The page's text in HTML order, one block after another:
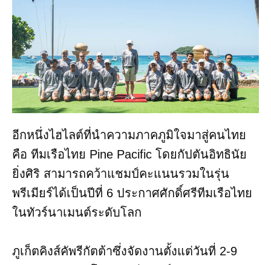
อีกหนึ่งไฮไลต์ที่นำความภาคภูมิใจมาสู่คนไทย
คือ ทีมเรือไทย Pine Pacific โดยกัปตันอิทธินัย
ยิ่งศิริ สามารถคว้าแชมป์คะแนนรวมในรุ่น
พรีเมียร์ได้เป็นปีที่ 6 ประกาศศักดิ์ศรีทีมเรือไทย
ในทัวร์นาเมนต์ระดับโลก
ภูเก็ตคิงส์คัพรีกัตต้าซึ่งจัดงานตั้งแต่วันที่ 2-9